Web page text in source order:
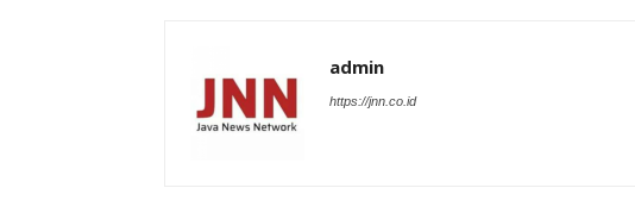
admin
https://jnn.co.id